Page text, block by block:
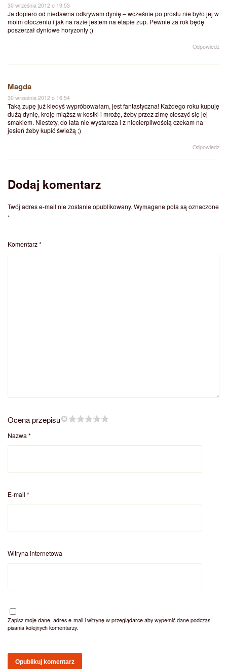
30 września 2012 o 19:53
Ja dopiero od niedawna odkrywam dynię – wcześnie po prostu nie było jej w
moim otoczeniu i jak na razie jestem na etapie zup. Pewnie za rok będę
poszerzał dyniowe horyzonty ;)
Odpowiedz
Magda
30 września 2012 o 16:54
Taką zupę już kiedyś wypróbowałam, jest fantastyczna! Każdego roku kupuję
dużą dynię, kroję miąższ w kostki i mrożę, żeby przez zimę cieszyć się jej
smakiem. Niestety, do lata nie wystarcza i z niecierpliwością czekam na
jesień żeby kupić świeżą ;)
Odpowiedz
Dodaj komentarz
Twój adres e-mail nie zostanie opublikowany. Wymagane pola są oznaczone
*
Komentarz*
Ocena przepisu
Nazwa *
E-mail *
Witryna internetowa
Zapisz moje dane, adres e-mail i witrynę w przeglądarce aby wypełnić dane podczas
pisania kolejnych komentarzy.